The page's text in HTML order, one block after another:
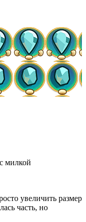
милкой
увеличить размер
часть, но